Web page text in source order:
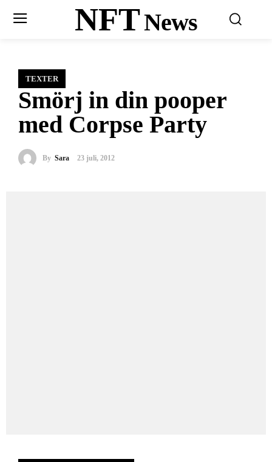
NFTNews
TEXTER
Smörj in din pooper
med Corpse Party
By Sara 23 juli, 2012